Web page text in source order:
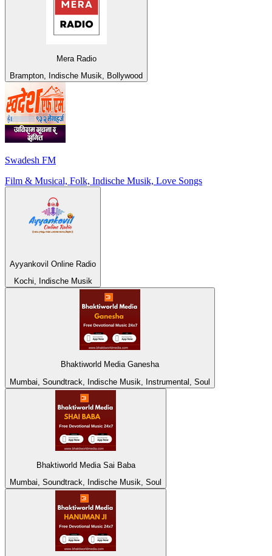
Mera Radio
Brampton, Indische Musik, Bollywood
Swadesh FM
Film & Musical, Folk, Indische Musik, Love Songs
Ayyankovil Online Radio
Kochi, Indische Musik
Bhaktiworld Media Ganesha
Mumbai, Soundtrack, Indische Musik, Instrumental, Soul
Bhaktiworld Media Sai Baba
Mumbai, Soundtrack, Indische Musik, Soul